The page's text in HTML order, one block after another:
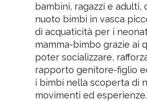
bambini, ragazzi e adulti,
nuoto bimbi in vasca
di acquaticità per i
mamma-bimbo grazie ai
poter socializzare,
rapporto genitore-figlio
i bimbi nella scoperta di
movimenti ed